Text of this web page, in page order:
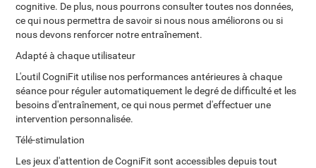
cognitive. De plus, nous pourrons consulter toutes nos données,
ce qui nous permettra de savoir si nous nous améliorons ou si
nous devons renforcer notre entraînement.
Adapté à chaque utilisateur
L'outil CogniFit utilise nos performances antérieures à chaque
séance pour réguler automatiquement le degré de difficulté et les
besoins d'entraînement, ce qui nous permet d'effectuer une
intervention personnalisée.
Télé-stimulation
Les jeux d'attention de CogniFit sont accessibles depuis tout